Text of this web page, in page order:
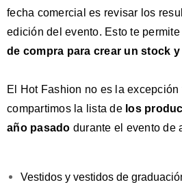
fecha comercial es revisar los
edición del evento. Esto te permite
de compra para crear un stock
El Hot Fashion no es la excepción
compartimos la lista de los
año pasado durante el evento de
Vestidos y vestidos de